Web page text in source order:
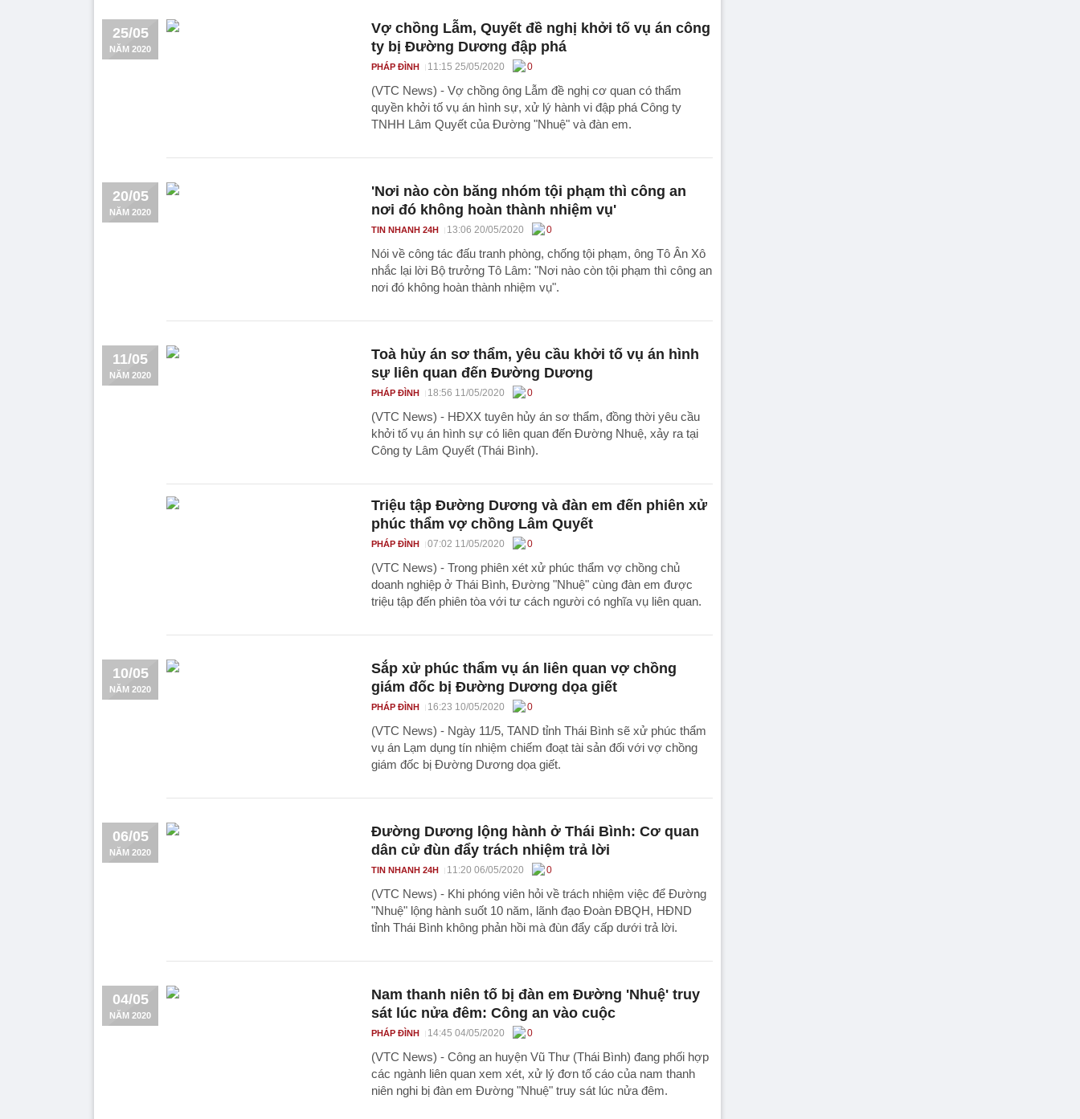
25/05
NĂM 2020
Vợ chồng Lẫm, Quyết đề nghị khởi tố vụ án công
ty bị Đường Dương đập phá
PHÁP ĐÌNH 11:15 25/05/2020 0
(VTC News) - Vợ chồng ông Lẫm đề nghị cơ quan có thẩm
quyền khởi tố vụ án hình sự, xử lý hành vi đập phá Công ty
TNHH Lâm Quyết của Đường "Nhuệ" và đàn em.
20/05
NĂM 2020
'Nơi nào còn băng nhóm tội phạm thì công an
nơi đó không hoàn thành nhiệm vụ'
TIN NHANH 24H 13:06 20/05/2020 0
Nói về công tác đấu tranh phòng, chống tội phạm, ông Tô Ân Xô
nhắc lại lời Bộ trưởng Tô Lâm: "Nơi nào còn tội phạm thì công an
nơi đó không hoàn thành nhiệm vụ".
11/05
NĂM 2020
Toà hủy án sơ thẩm, yêu cầu khởi tố vụ án hình
sự liên quan đến Đường Dương
PHÁP ĐÌNH 18:56 11/05/2020 0
(VTC News) - HĐXX tuyên hủy án sơ thẩm, đồng thời yêu cầu
khởi tố vụ án hình sự có liên quan đến Đường Nhuệ, xảy ra tại
Công ty Lâm Quyết (Thái Bình).
Triệu tập Đường Dương và đàn em đến phiên xử
phúc thẩm vợ chồng Lâm Quyết
PHÁP ĐÌNH 07:02 11/05/2020 0
(VTC News) - Trong phiên xét xử phúc thẩm vợ chồng chủ
doanh nghiệp ở Thái Bình, Đường "Nhuệ" cùng đàn em được
triệu tập đến phiên tòa với tư cách người có nghĩa vụ liên quan.
10/05
NĂM 2020
Sắp xử phúc thẩm vụ án liên quan vợ chồng
giám đốc bị Đường Dương dọa giết
PHÁP ĐÌNH 16:23 10/05/2020 0
(VTC News) - Ngày 11/5, TAND tỉnh Thái Bình sẽ xử phúc thẩm
vụ án Lạm dụng tín nhiệm chiếm đoạt tài sản đối với vợ chồng
giám đốc bị Đường Dương dọa giết.
06/05
NĂM 2020
Đường Dương lộng hành ở Thái Bình: Cơ quan
dân cử đùn đẩy trách nhiệm trả lời
TIN NHANH 24H 11:20 06/05/2020 0
(VTC News) - Khi phóng viên hỏi về trách nhiệm việc để Đường
"Nhuệ" lộng hành suốt 10 năm, lãnh đạo Đoàn ĐBQH, HĐND
tỉnh Thái Bình không phản hồi mà đùn đẩy cấp dưới trả lời.
04/05
NĂM 2020
Nam thanh niên tố bị đàn em Đường 'Nhuệ' truy
sát lúc nửa đêm: Công an vào cuộc
PHÁP ĐÌNH 14:45 04/05/2020 0
(VTC News) - Công an huyện Vũ Thư (Thái Bình) đang phối hợp
các ngành liên quan xem xét, xử lý đơn tố cáo của nam thanh
niên nghi bị đàn em Đường "Nhuệ" truy sát lúc nửa đêm.